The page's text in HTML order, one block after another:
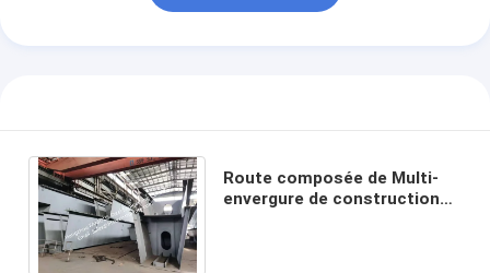
Route composée de Multi-
envergure de construction